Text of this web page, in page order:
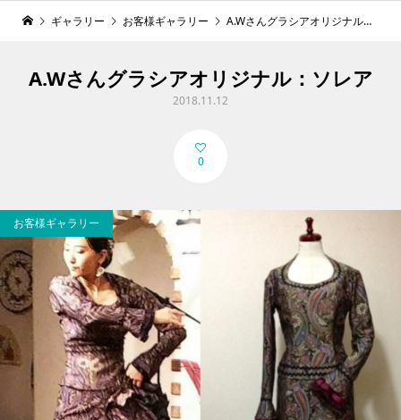
ギャラリー お客様ギャラリー A.Wさんグラシアオリジナル：ソレア
A.Wさんグラシアオリジナル：ソレア
2018.11.12
0
お客様ギャラリー